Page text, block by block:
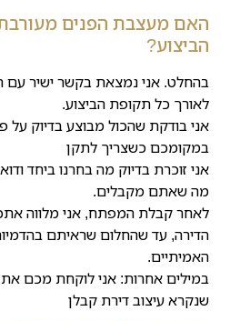
האם מעצבת הפנים
הביצוע?
בהחלט. אני נמצאת בקשר ישיר עם
לאורך כל תקופת הביצוע.
אני בודקת שהכול מבוצע בדיוק על
במקומכם כשצריך לתקן
אני זוכרת בדיוק מה בחרנו ביחד
מה שאתם מקבלים.
לאחר קבלת המפתח, אני מלווה
הדירה, עד שהחלום שראיתם
האמיתיים.
במילים אחרות: אני לוקחת מכם
שנקרא עיצוב דירת קבלן